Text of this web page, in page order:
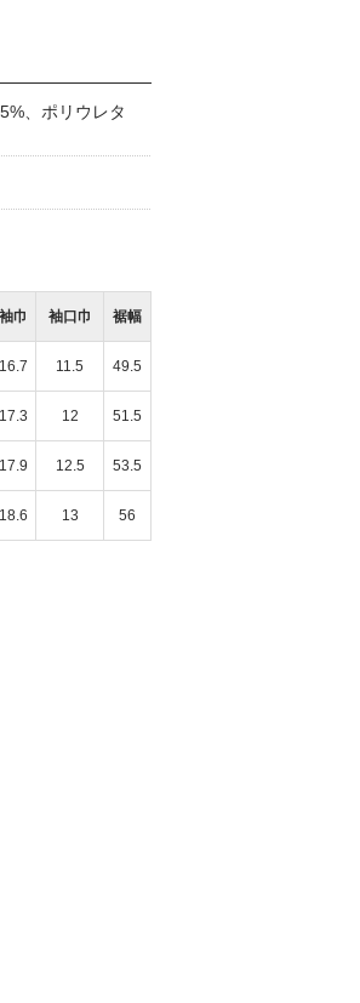
、ポリウレタ
袖巾 袖口巾 裾幅
16.7 11.5 49.5
17.3 12 51.5
17.9 12.5 53.5
18.6 13 56